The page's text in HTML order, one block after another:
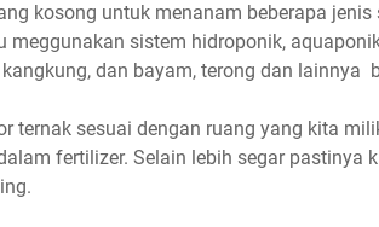
kosong untuk menanam beberapa
meggunakan sistem hidroponik,
dan bayam, terong dan lainnya
ternak sesuai dengan ruang yang kita
fertilizer. Selain lebih segar pastinya